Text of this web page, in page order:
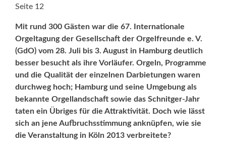
Seite 12
Mit rund 300 Gästen war die 67. Internationale
Orgeltagung der Gesellschaft der Orgelfreunde e. V.
(GdO) vom 28. Juli bis 3. August in Hamburg deutlich
besser besucht als ihre Vorläufer. Orgeln, Programme
und die Qualität der einzelnen Darbietungen waren
durchweg hoch; Hamburg und seine Umgebung als
bekannte Orgellandschaft sowie das Schnitger-Jahr
taten ein Übriges für die Attraktivität. Doch wie lässt
sich an jene Aufbruchsstimmung anknüpfen, wie sie
die Veranstaltung in Köln 2013 verbreitete?